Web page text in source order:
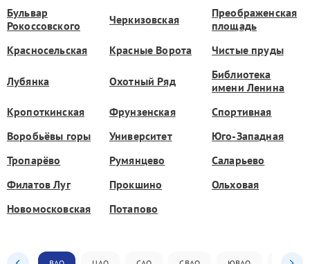
Бульвар
Рокоссовского
Черкизовская
Преображенская
площадь
Красносельская
Красные Ворота Чистые пруды
Лубянка Охотный Ряд
Библиотека
имени Ленина
Кропоткинская
Фрунзенская
Спортивная
Воробьёвы горы
Университет
Юго-Западная
Тропарёво
Румянцево
Саларьево
Филатов Луг
Прокшино
Ольховая
Новомосковская
Потапово